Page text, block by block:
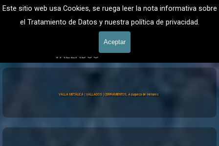
Este sitio web usa Cookies, se ruega leer la nota informativa sobre
el Tratamiento de Datos y nuestra política de privacidad.
Aceptar
Vaya al ContenidoVALLADOS METALICOS MADRID - VALLADO DE FINCAS
Valla Hercules, Vallado de fincas
VALLADOSVallados Jardín
VALLA METÁLICA | VALLADOS | CERRAMIENTOS, Azuqueca de Henares